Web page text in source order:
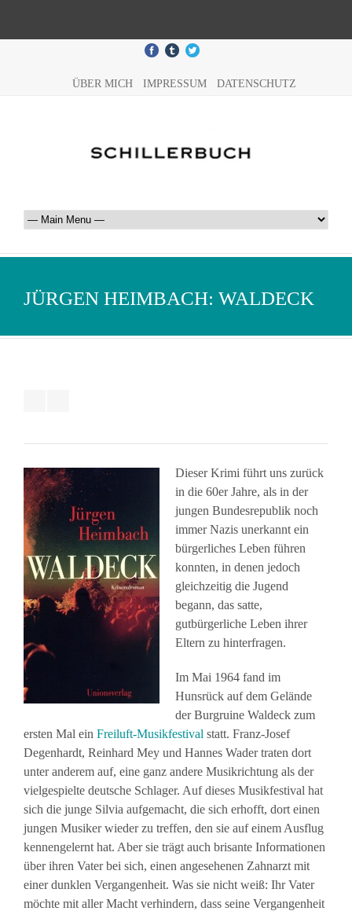
ÜBER MICH IMPRESSUM DATENSCHUTZ
JÜRGEN HEIMBACH: WALDECK
Dieser Krimi führt uns zurück
in die 60er Jahre, als in der
jungen Bundesrepublik noch
immer Nazis unerkannt ein
bürgerliches Leben führen
konnten, in denen jedoch
gleichzeitig die Jugend
begann, das satte,
gutbürgerliche Leben ihrer
Eltern zu hinterfragen.
Im Mai 1964 fand im
Hunsrück auf dem Gelände
der Burgruine Waldeck zum
ersten Mal ein Freiluft-Musikfestival statt. Franz-Josef
Degenhardt, Reinhard Mey und Hannes Wader traten dort
unter anderem auf, eine ganz andere Musikrichtung als der
vielgespielte deutsche Schlager. Auf dieses Musikfestival hat
sich die junge Silvia aufgemacht, die sich erhofft, dort einen
jungen Musiker wieder zu treffen, den sie auf einem Ausflug
kennengelernt hat. Aber sie trägt auch brisante Informationen
über ihren Vater bei sich, einen angesehenen Zahnarzt mit
einer dunklen Vergangenheit. Was sie nicht weiß: Ihr Vater
möchte mit aller Macht verhindern, dass seine Vergangenheit